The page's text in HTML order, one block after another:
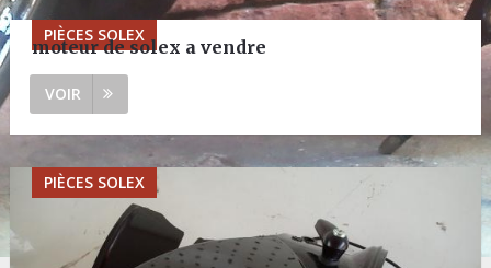
PIÈCES SOLEX
moteur de solex a vendre
VOIR
PIÈCES SOLEX